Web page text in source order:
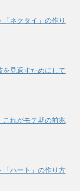
「ネクタイ」の作り
見返すためにして
これがモテ期の前兆
「ハート」の作り方